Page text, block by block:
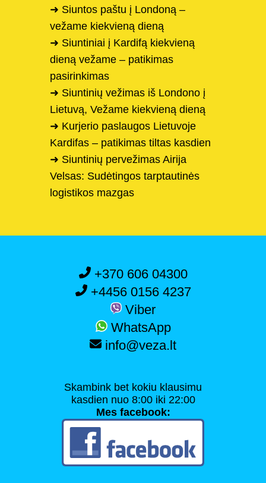
➜ Siuntos paštu į Londoną –
vežame kiekvieną dieną
➜ Siuntiniai į Kardifą kiekvieną
dieną vežame – patikimas
pasirinkimas
➜ Siuntinių vežimas iš Londono į
Lietuvą, Vežame kiekvieną dieną
➜ Kurjerio paslaugos Lietuvoje
Kardifas – patikimas tiltas kasdien
➜ Siuntinių pervežimas Airija
Velsas: Sudėtingos tarptautinės
logistikos mazgas
+370 606 04300
+4456 0156 4237
Viber
WhatsApp
info@veza.lt
Skambink bet kokiu klausimu
kasdien nuo 8:00 iki 22:00
Mes facebook: